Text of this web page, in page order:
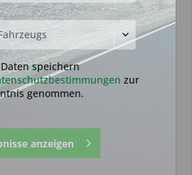
speichern
zur
genommen.
anzeigen